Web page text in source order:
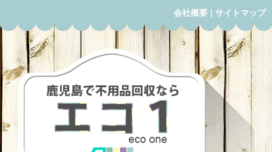
会社概要 | サイトマップ